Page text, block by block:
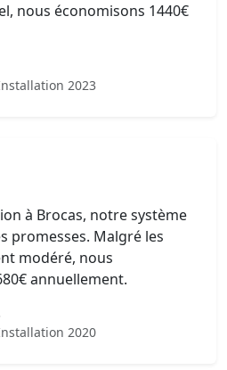
nous économisons 1440€
2023
à Brocas, notre système
promesses. Malgré les
modéré, nous
annuellement.
2020